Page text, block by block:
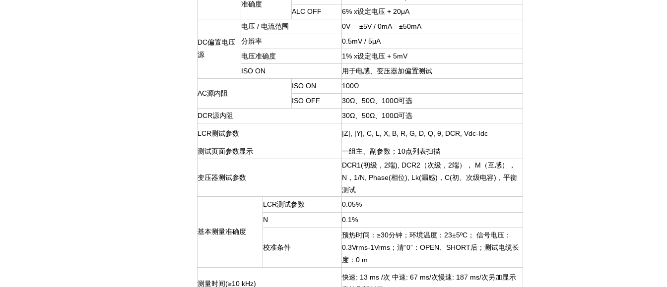
准确度
ALC OFF
6% x设定电压 + 20μA
DC偏置电压
源
电压 / 电流范围 0V— ±5V / 0mA—±50mA
分辨率
0.5mV / 5μA
电压准确度
1% x设定电压 + 5mV
ISO ON
用于电感、变压器加偏置测试
AC源内阻
ISO ON 100Ω
ISO OFF
30Ω、50Ω、100Ω可选
DCR源内阻 30Ω、50Ω、100Ω可选
LCR测试参数 |Z|, |Y|, C, L, X, B, R, G, D, Q, θ, DCR, Vdc-Idc
测试页面参数显示 一组主、副参数；10点列表扫描
变压器测试参数
DCR1(初级，2端), DCR2（次级，2端）， M（互感），
N，1/N, Phase(相位), Lk(漏感)，C(初、次级电容)，平衡
测试
基本测量准确度
LCR测试参数
0.05%
N
0.1%
校准条件
预热时间：≥30分钟；环境温度：23±5ºC ； 信号电压：
0.3Vrms-1Vrms；清“0”：OPEN、SHORT后；测试电缆长
度：0 m
测量时间(≥10 kHz)
快速: 13 ms /次 中速: 67 ms/次慢速: 187 ms/次另加显示